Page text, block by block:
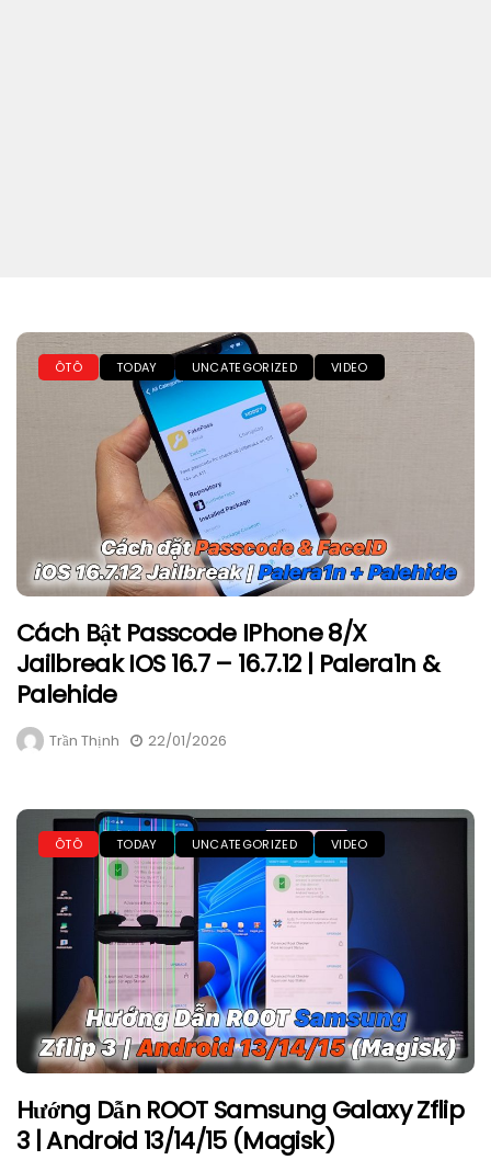
ÔTÔ TODAY UNCATEGORIZED VIDEO
Cách Bật Passcode IPhone 8/X
Jailbreak IOS 16.7 – 16.7.12 | Palera1n &
Palehide
Trần Thịnh 22/01/2026
ÔTÔ TODAY UNCATEGORIZED VIDEO
Hướng Dẫn ROOT Samsung Galaxy Zflip
3 | Android 13/14/15 (Magisk)